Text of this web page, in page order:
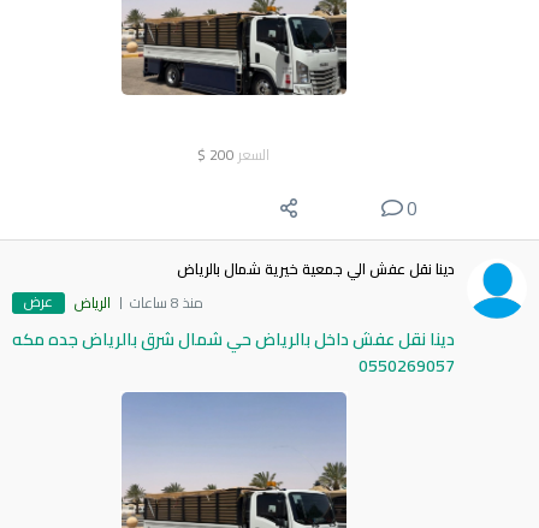
السعر 200
$
0
دينا نقل عفش الي جمعية خيرية شمال بالرياض
منذ 8 ساعات
الرياض عرض
دينا نقل عفش داخل بالرياض حي شمال شرق بالرياض جده مكه
0550269057